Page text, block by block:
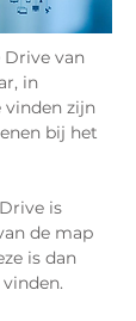
Drive van
in
vinden zijn
bij het
is
de map
is dan